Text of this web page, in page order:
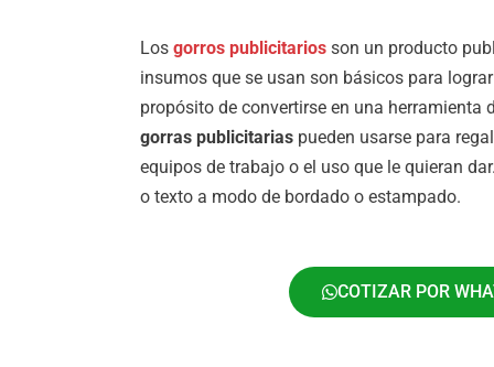
Los gorros publicitarios son un producto
insumos que se usan son básicos para
propósito de convertirse en una herramienta
gorras publicitarias pueden usarse para
equipos de trabajo o el uso que le quieran
o texto a modo de bordado o estampado.
COTIZAR POR